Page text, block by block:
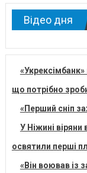
новинам
Відео дня
що потрібно
«Перший сніп
У Ніжині
освятили перші
«Він воював із